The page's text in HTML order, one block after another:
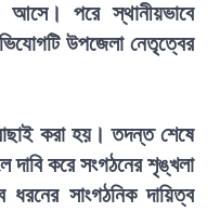
আসে। পরে স্থানীয়ভাবে
উপজেলা নেতৃত্বের
করা হয়। তদন্ত শেষে
দাবি করে সংগঠনের শৃঙ্খলা
ধরনের সাংগঠনিক দায়িত্ব